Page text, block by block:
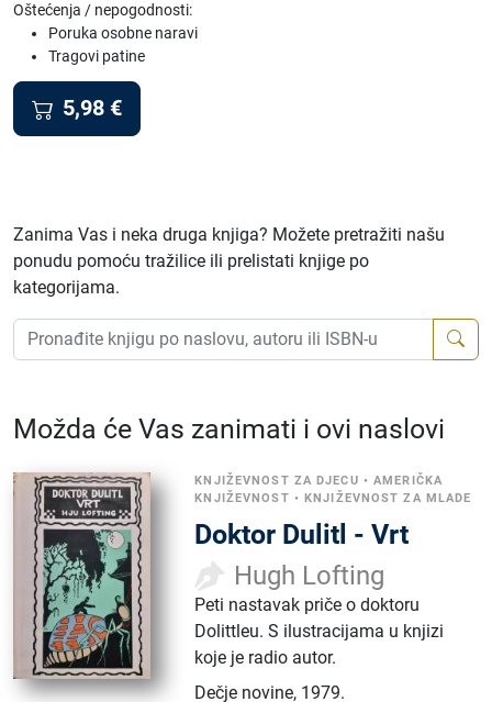
Oštećenja / nepogodnosti:
Poruka osobne naravi
Tragovi patine
5,98 €
Zanima Vas i neka druga knjiga? Možete pretražiti našu
ponudu pomoću tražilice ili prelistati knjige po
kategorijama.
Možda će Vas zanimati i ovi naslovi
KNJIŽEVNOST ZA DJECU •AMERIČKA
KNJIŽEVNOST •KNJIŽEVNOST ZA MLADE
Doktor Dulitl - Vrt
Hugh Lofting
Peti nastavak priče o doktoru
Dolittleu. S ilustracijama u knjizi
koje je radio autor.
Dečje novine, 1979.